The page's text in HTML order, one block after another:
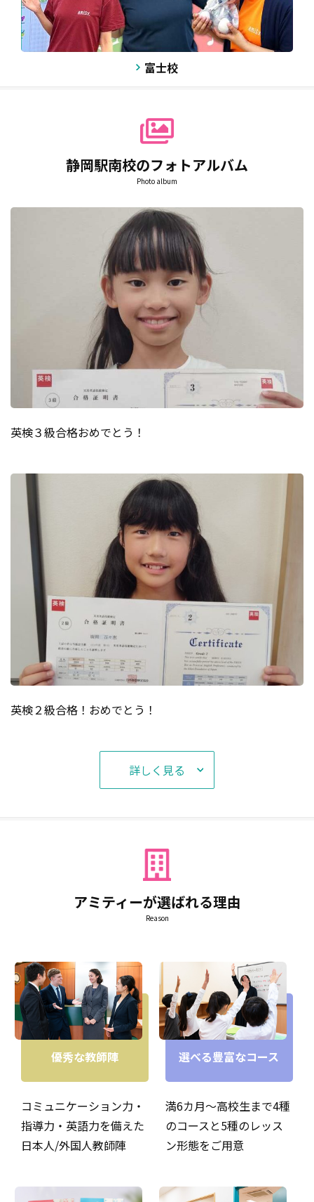
富士校
静岡駅南校のフォトアルバム
Photo album
英検３級合格おめでとう！
英検２級合格！おめでとう！
英検準２級合格！おめでとう！
詳しく見る
アミティーが選ばれる理由
Reason
優秀な教師陣
コミュニケーション力・
指導力・英語力を備えた
日本人/外国人教師陣
選べる豊富なコース
満6カ月～高校生まで4種
のコースと5種のレッス
ン形態をご用意